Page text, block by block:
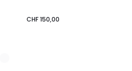
CHF 150,00